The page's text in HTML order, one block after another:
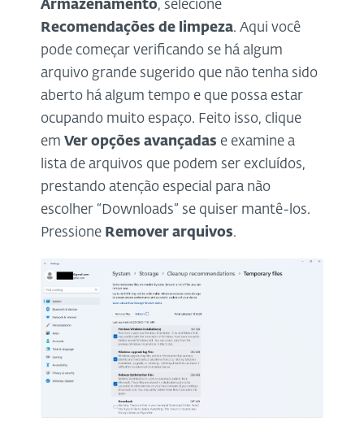
Armazenamento, selecione
Recomendações de limpeza. Aqui você
pode começar verificando se há algum
arquivo grande sugerido que não tenha sido
aberto há algum tempo e que possa estar
ocupando muito espaço. Feito isso, clique
em Ver opções avançadas e examine a
lista de arquivos que podem ser excluídos,
prestando atenção especial para não
escolher “Downloads” se quiser mantê-los.
Pressione Remover arquivos.